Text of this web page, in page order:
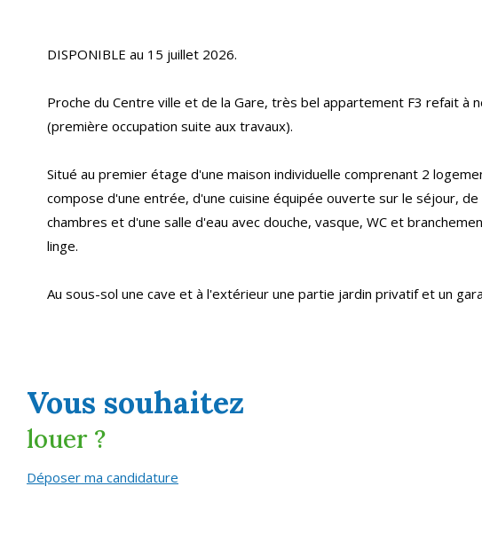
DISPONIBLE au 15 juillet 2026.
Proche du Centre ville et de la Gare, très bel appartement F3 refait à
(première occupation suite aux travaux).
Situé au premier étage d'une maison individuelle comprenant 2
compose d'une entrée, d'une cuisine équipée ouverte sur le séjour, de
chambres et d'une salle d'eau avec douche, vasque, WC et
linge.
Au sous-sol une cave et à l'extérieur une partie jardin privatif et un
vous souhaitez
louer ?
Déposer ma candidature